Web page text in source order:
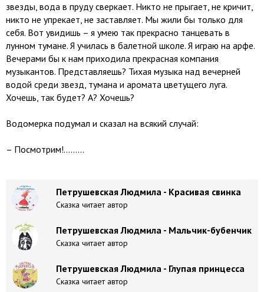
звезды, вода в пруду сверкает. Никто не прыгает, не кричит,
никто не упрекает, не заставляет. Мы жили бы только для
себя. Вот увидишь – я умею так прекрасно танцевать в
лунном тумане. Я училась в балетной школе. Я играю на арфе.
Вечерами бы к нам приходила прекрасная компания
музыкантов. Представляешь? Тихая музыка над вечерней
водой среди звезд, тумана и аромата цветущего луга.
Хочешь, так будет? А? Хочешь?
Водомерка подумал и сказал на всякий случай:
– Посмотрим!.........
Петрушевская Людмила - Красивая свинка
Сказка читает автор
Петрушевская Людмила - Мальчик-бубенчик
Сказка читает автор
Петрушевская Людмила - Глупая принцесса
Сказка читает автор